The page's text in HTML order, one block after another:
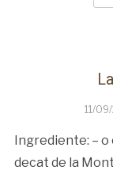
11/
Ingrediente: – o
decat de la